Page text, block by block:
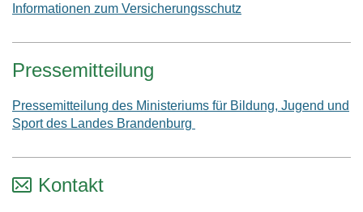
Informationen zum Versicherungsschutz
Pressemitteilung
Pressemitteilung des Ministeriums für Bildung, Jugend und
Sport des Landes Brandenburg
Kontakt